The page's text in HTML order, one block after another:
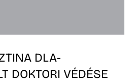
DLA-
DOKTORI VÉDÉSE